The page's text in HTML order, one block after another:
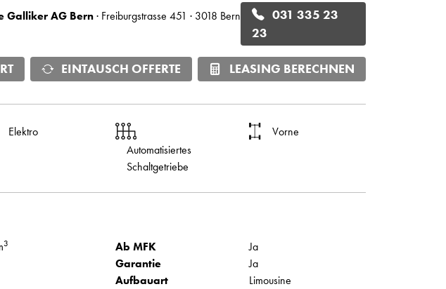
Galliker AG Bern· Freiburgstrasse 451 · 3018 Bern
031 335 23
23
EINTAUSCH OFFERTE LEASING BERECHNEN
Elektro
Automatisiertes
Schaltgetriebe
Vorne
3 Ab MFK
Ja
Garantie
Ja
Aufbauart
Limousine